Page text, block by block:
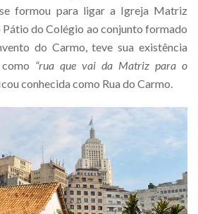
formou para ligar a Igreja Matriz
Pátio do Colégio ao conjunto formado
do Carmo, teve sua existência
“rua que vai da Matriz para o
conhecida como Rua do Carmo.